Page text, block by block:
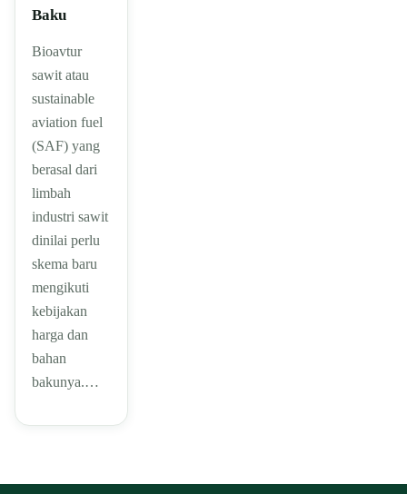
Baku
Bioavtur
sawit atau
sustainable
aviation fuel
(SAF) yang
berasal dari
limbah
industri sawit
dinilai perlu
skema baru
mengikuti
kebijakan
harga dan
bahan
bakunya.…